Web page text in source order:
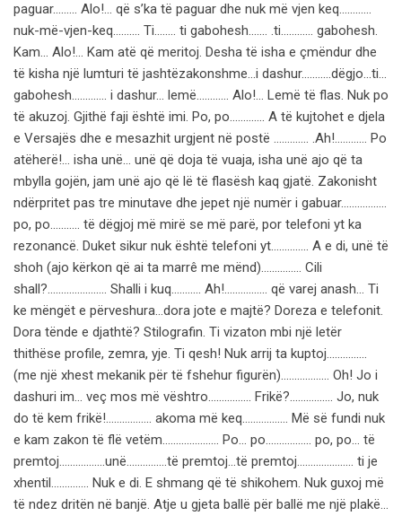
paguar….….. Alo!… që s’ka të paguar dhe nuk më vjen keq…………
nuk-më-vjen-keq………. Ti…….. ti gabohesh……. .ti………… gabohesh.
Kam… Alo!… Kam atë që meritoj. Desha të isha e çmëndur dhe
të kisha një lumturi të jashtëzakonshme…i dashur………..dëgjo…ti…
gabohesh…………. i dashur… lemë………… Alo!… Lemë të flas. Nuk po
të akuzoj. Gjithë faji është imi. Po, po…………. A të kujtohet e djela
e Versajës dhe e mesazhit urgjent në postë …………. .Ah!………… Po
atëherë!… isha unë… unë që doja të vuaja, isha unë ajo që ta
mbylla gojën, jam unë ajo që lë të flasësh kaq gjatë. Zakonisht
ndërpritet pas tre minutave dhe jepet një numër i gabuar……………..
po, po……….. të dëgjoj më mirë se më parë, por telefoni yt ka
rezonancë. Duket sikur nuk është telefoni yt………….. A e di, unë të
shoh (ajo kërkon që ai ta marrê me mënd)…………… Cili
shall?…………………. Shalli i kuq……….. Ah!……………. që varej anash… Ti
ke mëngët e përveshura…dora jote e majtë? Doreza e telefonit.
Dora tënde e djathtë? Stilografin. Ti vizaton mbi një letër
thithëse profile, zemra, yje. Ti qesh! Nuk arrij ta kuptoj.…………..
(me një xhest mekanik për të fshehur figurën)……………… Oh! Jo i
dashuri im… veç mos më vështro……………. Frikë?……………. Jo, nuk
do të kem frikë!…………….. akoma më keq…………….. Më së fundi nuk
e kam zakon të flë vetëm………………… Po… po…………….. po, po… të
premtoj……………..unë……………të premtoj…të premtoj………………… ti je
xhentil………….. Nuk e di. E shmang që të shikohem. Nuk guxoj më
të ndez dritën në banjë. Atje u gjeta ballë për ballë me një plakë…